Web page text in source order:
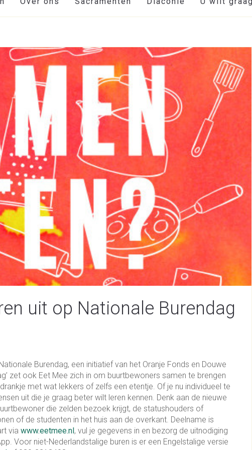
uit op Nationale Burendag
Burendag, een initiatief van het Oranje Fonds en Douwe
zet ook Eet Mee zich in om buurtbewoners samen te brengen
met wat lekkers of zelfs een etentje. Of je nu individueel te
uit die je graag beter wilt leren kennen. Denk aan de nieuwe
die zelden bezoek krijgt, de statushouders of
of de studenten in het huis aan de overkant. Deelname is
via www.eetmee.nl , vul je gegevens in en bezorg de uitnodiging
Voor niet-Nederlandstalige buren is er een Engelstalige versie